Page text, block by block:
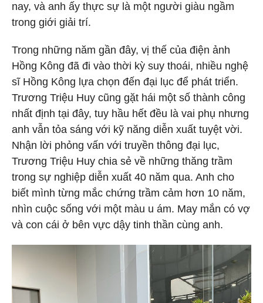
nay, và anh ấy thực sự là một người giàu ngầm
trong giới giải trí.
Trong những năm gần đây, vị thế của điện ảnh
Hồng Kông đã đi vào thời kỳ suy thoái, nhiều nghệ
sĩ Hồng Kông lựa chọn đến đại lục để phát triển.
Trương Triệu Huy cũng gặt hái một số thành công
nhất định tại đây, tuy hầu hết đều là vai phụ nhưng
anh vẫn tỏa sáng với kỹ năng diễn xuất tuyệt vời.
Nhận lời phỏng vấn với truyền thông đại lục,
Trương Triệu Huy chia sẻ về những thăng trầm
trong sự nghiệp diễn xuất 40 năm qua. Anh cho
biết mình từng mắc chứng trầm cảm hơn 10 năm,
nhìn cuộc sống với một màu u ám. May mắn có vợ
và con cái ở bên vực dậy tinh thần cùng anh.